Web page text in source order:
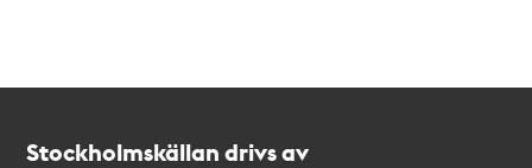
Stockholmskällan drivs av